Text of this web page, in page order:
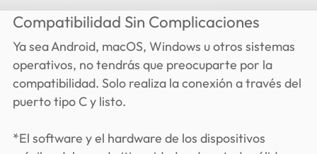
Compatibilidad Sin Complicaciones
Ya sea Android, macOS, Windows u otros sistemas
operativos, no tendrás que preocuparte por la
compatibilidad. Solo realiza la conexión a través del
puerto tipo C y listo.
*El software y el hardware de los dispositivos